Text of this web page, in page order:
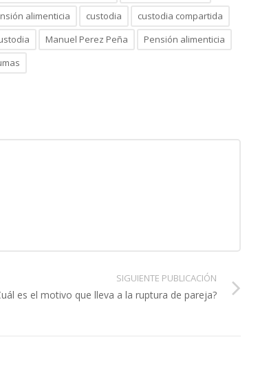
alimenticia custodia
custodia compartida
Manuel Perez Peña
Pensión alimenticia
SIGUIENTE PUBLICACIÓN
es el motivo que lleva a la ruptura de pareja?